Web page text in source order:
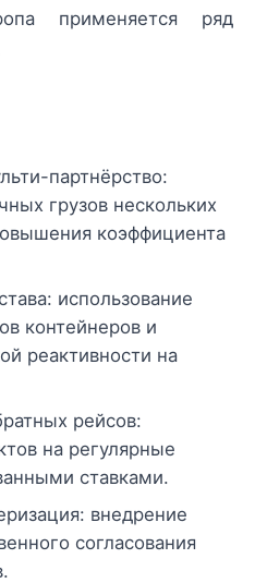
применяется ряд
партнёрство:
грузов нескольких
коэффициента
использование
контейнеров и
реактивности на
рейсов:
на регулярные
ставками.
внедрение
согласования